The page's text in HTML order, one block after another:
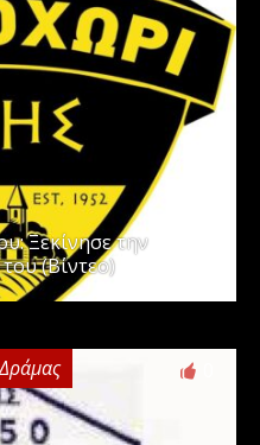
Ξεκίνησε την
(Βίντεο)